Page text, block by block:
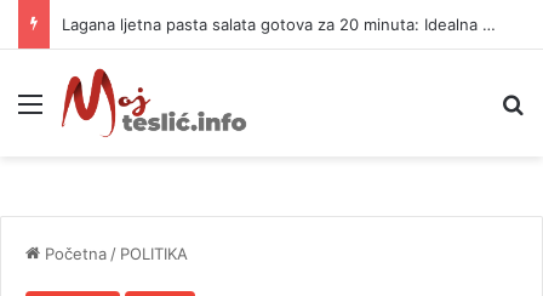
Lagana ljetna pasta salata gotova za 20 minuta: Idealna za vrele dane
Meni
Početna / POLITIKA